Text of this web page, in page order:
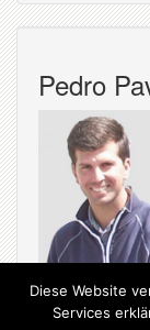
Pedro
Diese Website
Services